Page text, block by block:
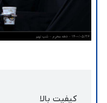
کیفیت بالا